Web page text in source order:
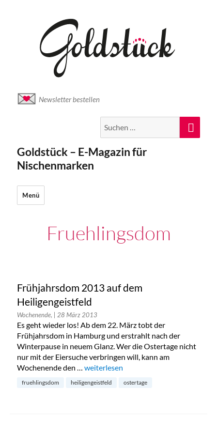
Newsletter bestellen
nach:
Goldstück – E-Magazin für
Nischenmarken
Menü
Fruehlingsdom
Frühjahrsdom 2013 auf dem
Heiligengeistfeld
Wochenende, | 28 März 2013
Es geht wieder los! Ab dem 22. März tobt der
Frühjahrsdom in Hamburg und erstrahlt nach der
Winterpause in neuem Glanz. Wer die Ostertage nicht
nur mit der Eiersuche verbringen will, kann am
Wochenende den … „Frühjahrsdom 2013 auf dem
weiterlesen
fruehlingsdom heiligengeistfeld ostertage